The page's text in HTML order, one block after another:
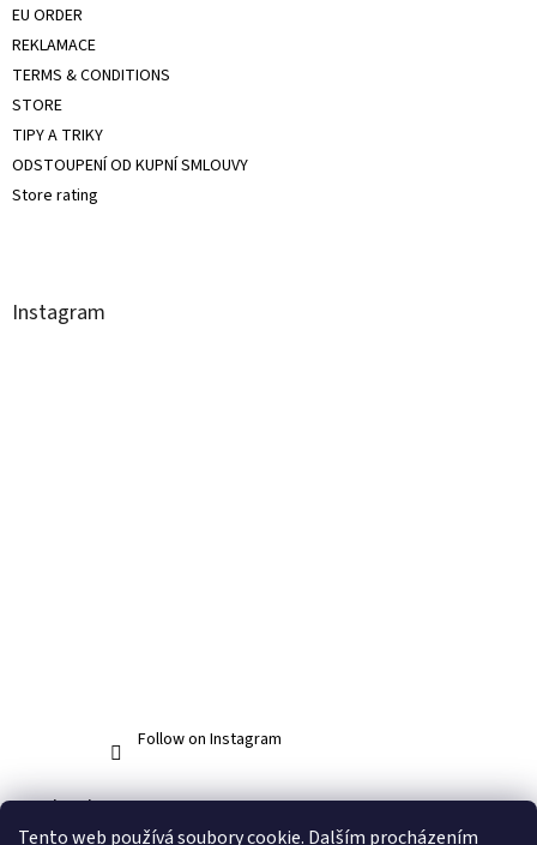
Tento web používá soubory cookie. Dalším procházením
EU ORDER
REKLAMACE
TERMS & CONDITIONS
STORE
TIPY A TRIKY
ODSTOUPENÍ OD KUPNÍ SMLOUVY
Store rating
Instagram
Follow on Instagram
Facebook